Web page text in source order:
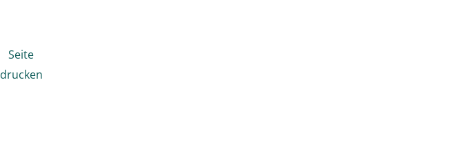
Seite
drucken